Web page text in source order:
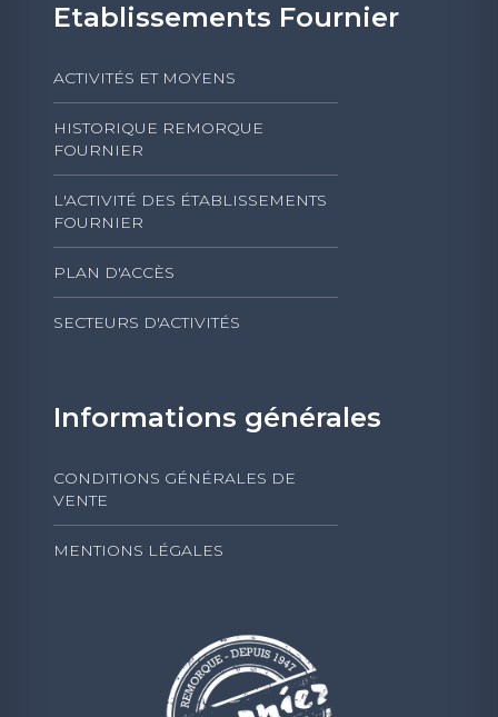
Etablissements Fournier
ACTIVITÉS ET MOYENS
HISTORIQUE REMORQUE
FOURNIER
L'ACTIVITÉ DES ÉTABLISSEMENTS
FOURNIER
PLAN D'ACCÈS
SECTEURS D'ACTIVITÉS
Informations générales
CONDITIONS GÉNÉRALES DE
VENTE
MENTIONS LÉGALES